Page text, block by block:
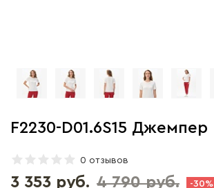
F2230-D01.6S15 Джемпер
0 отзывов
3 353 руб. 4 790 руб. -30%